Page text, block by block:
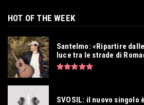
GIUMMO: «La mia maschera
centro la
HOT OF THE WEEK
Santelmo: «Ripartire
luce tra le strade di
SVOSIL: il nuovo singolo è